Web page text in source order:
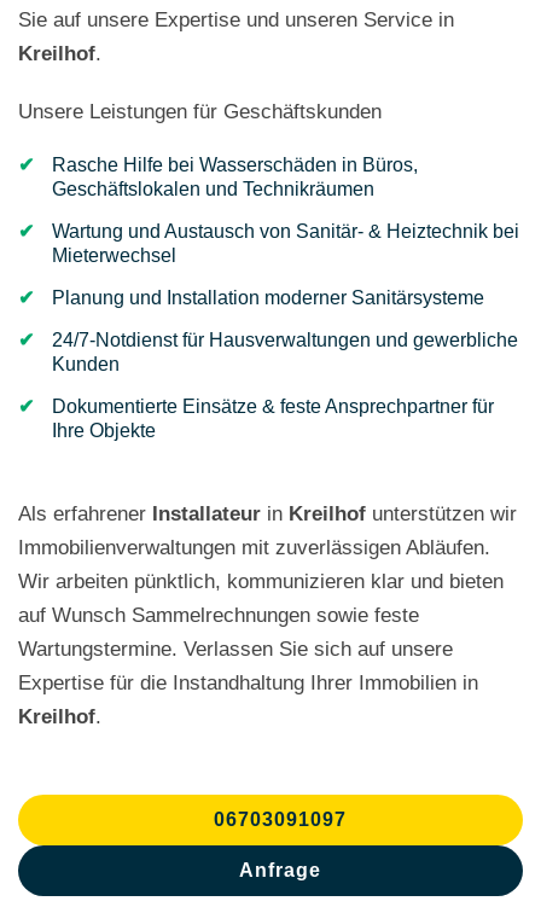
Sie auf unsere Expertise und unseren Service in
Kreilhof.
Unsere Leistungen für Geschäftskunden
Rasche Hilfe bei Wasserschäden in Büros,
Geschäftslokalen und Technikräumen
Wartung und Austausch von Sanitär- & Heiztechnik bei
Mieterwechsel
Planung und Installation moderner Sanitärsysteme
24/7-Notdienst für Hausverwaltungen und gewerbliche
Kunden
Dokumentierte Einsätze & feste Ansprechpartner für
Ihre Objekte
Als erfahrener Installateur in Kreilhof unterstützen wir
Immobilienverwaltungen mit zuverlässigen Abläufen.
Wir arbeiten pünktlich, kommunizieren klar und bieten
auf Wunsch Sammelrechnungen sowie feste
Wartungstermine. Verlassen Sie sich auf unsere
Expertise für die Instandhaltung Ihrer Immobilien in
Kreilhof.
06703091097
Anfrage